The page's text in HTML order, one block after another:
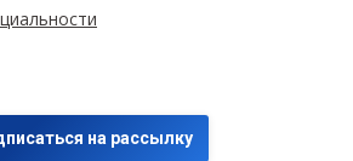
на рассылку